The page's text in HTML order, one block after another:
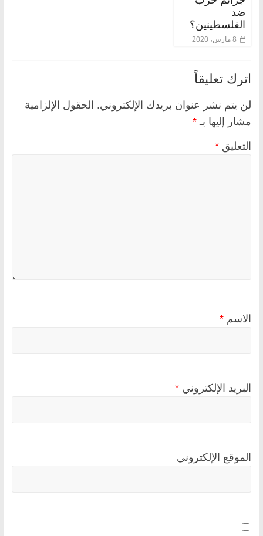
ضد
الفلسطينين؟
8 مارس، 2020
اترك تعليقاً
لن يتم نشر عنوان بريدك الإلكتروني. الحقول الإلزامية
مشار إليها بـ *
التعليق *
الاسم *
البريد الإلكتروني *
الموقع الإلكتروني